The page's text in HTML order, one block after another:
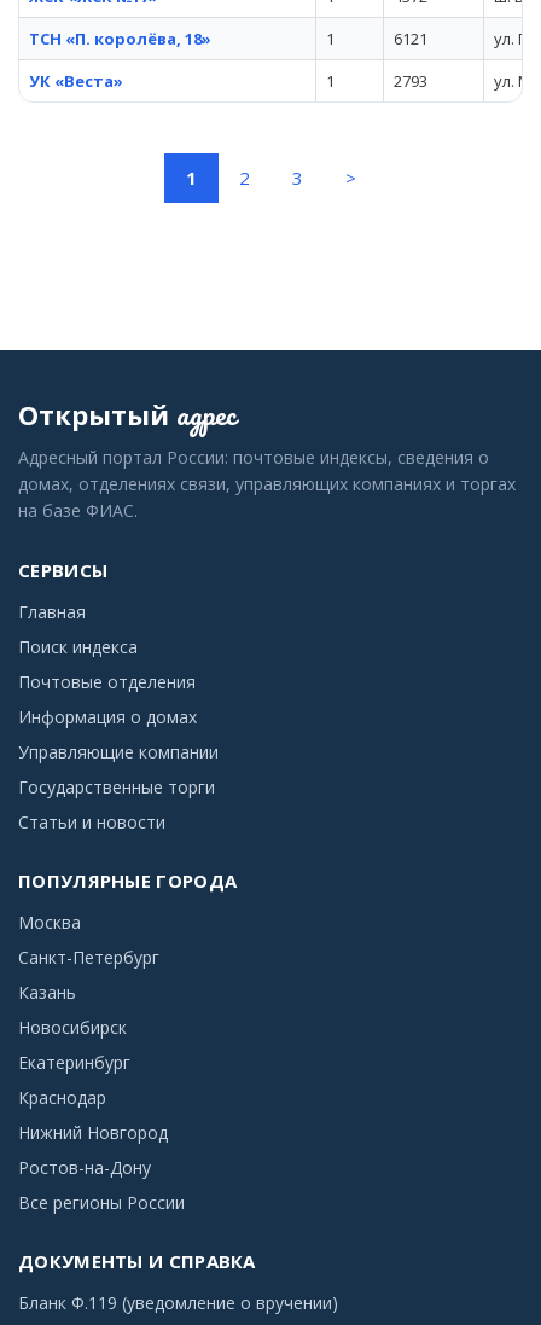
ТСН «П. королёва, 18»
1 6121
ул.
УК «Веста»
1 2793 ул.
1 (current)
2 3 >
Открытый адрес
Адресный портал России: почтовые индексы, сведения о
домах, отделениях связи, управляющих компаниях и торгах
на базе ФИАС.
СЕРВИСЫ
Главная
Поиск индекса
Почтовые отделения
Информация о домах
Управляющие компании
Государственные торги
Статьи и новости
ПОПУЛЯРНЫЕ ГОРОДА
Москва
Санкт-Петербург
Казань
Новосибирск
Екатеринбург
Краснодар
Нижний Новгород
Ростов-на-Дону
Все регионы России
ДОКУМЕНТЫ И СПРАВКА
Бланк Ф.119 (уведомление о вручении)